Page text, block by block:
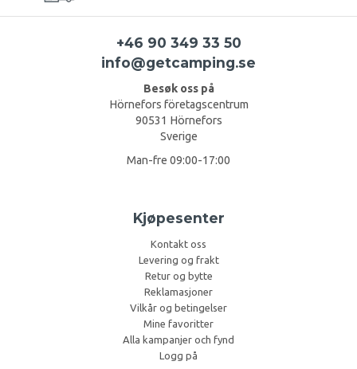
+46 90 349 33 50
info@getcamping.se
Besøk oss på
Hörnefors företagscentrum
90531 Hörnefors
Sverige
Man-fre 09:00-17:00
Kjøpesenter
Kontakt oss
Levering og frakt
Retur og bytte
Reklamasjoner
Vilkår og betingelser
Mine favoritter
Alla kampanjer och fynd
Logg på